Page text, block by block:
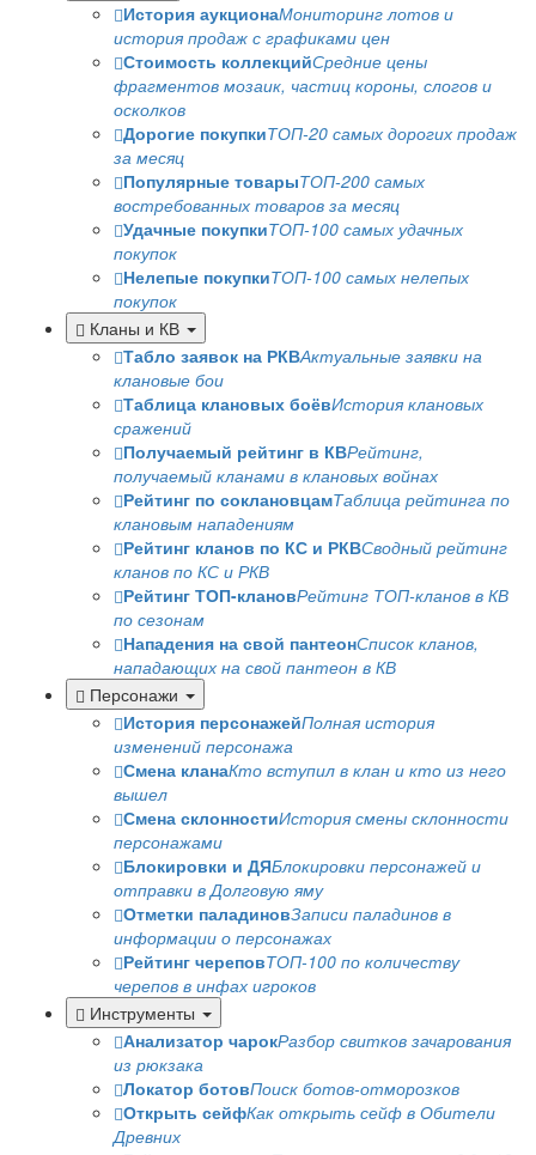
История аукционаМониторинг лотов и
история продаж с графиками цен
Стоимость коллекцийСредние цены
фрагментов мозаик, частиц короны, слогов и
осколков
Дорогие покупкиТОП-20 самых дорогих продаж
за месяц
Популярные товарыТОП-200 самых
востребованных товаров за месяц
Удачные покупкиТОП-100 самых удачных
покупок
Нелепые покупкиТОП-100 самых нелепых
покупок
Кланы и КВ
Табло заявок на РКВАктуальные заявки на
клановые бои
Таблица клановых боёвИстория клановых
сражений
Получаемый рейтинг в КВРейтинг,
получаемый кланами в клановых войнах
Рейтинг по соклановцамТаблица рейтинга по
клановым нападениям
Рейтинг кланов по КС и РКВСводный рейтинг
кланов по КС и РКВ
Рейтинг ТОП-клановРейтинг ТОП-кланов в КВ
по сезонам
Нападения на свой пантеонСписок кланов,
нападающих на свой пантеон в КВ
Персонажи
История персонажейПолная история
изменений персонажа
Смена кланаКто вступил в клан и кто из него
вышел
Смена склонностиИстория смены склонности
персонажами
Блокировки и ДЯБлокировки персонажей и
отправки в Долговую яму
Отметки паладиновЗаписи паладинов в
информации о персонажах
Рейтинг череповТОП-100 по количеству
черепов в инфах игроков
Инструменты
Анализатор чарокРазбор свитков зачарования
из рюкзака
Локатор ботовПоиск ботов-отморозков
Открыть сейфКак открыть сейф в Обители
Древних